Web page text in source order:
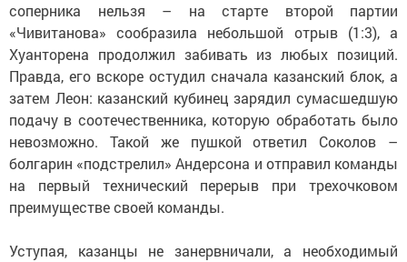
соперника нельзя – на старте второй партии
«Чивитанова» сообразила небольшой отрыв (1:3), а
Хуанторена продолжил забивать из любых позиций.
Правда, его вскоре остудил сначала казанский блок, а
затем Леон: казанский кубинец зарядил сумасшедшую
подачу в соотечественника, которую обработать было
невозможно. Такой же пушкой ответил Соколов –
болгарин «подстрелил» Андерсона и отправил команды
на первый технический перерыв при трехочковом
преимуществе своей команды.
Уступая, казанцы не занервничали, а необходимый